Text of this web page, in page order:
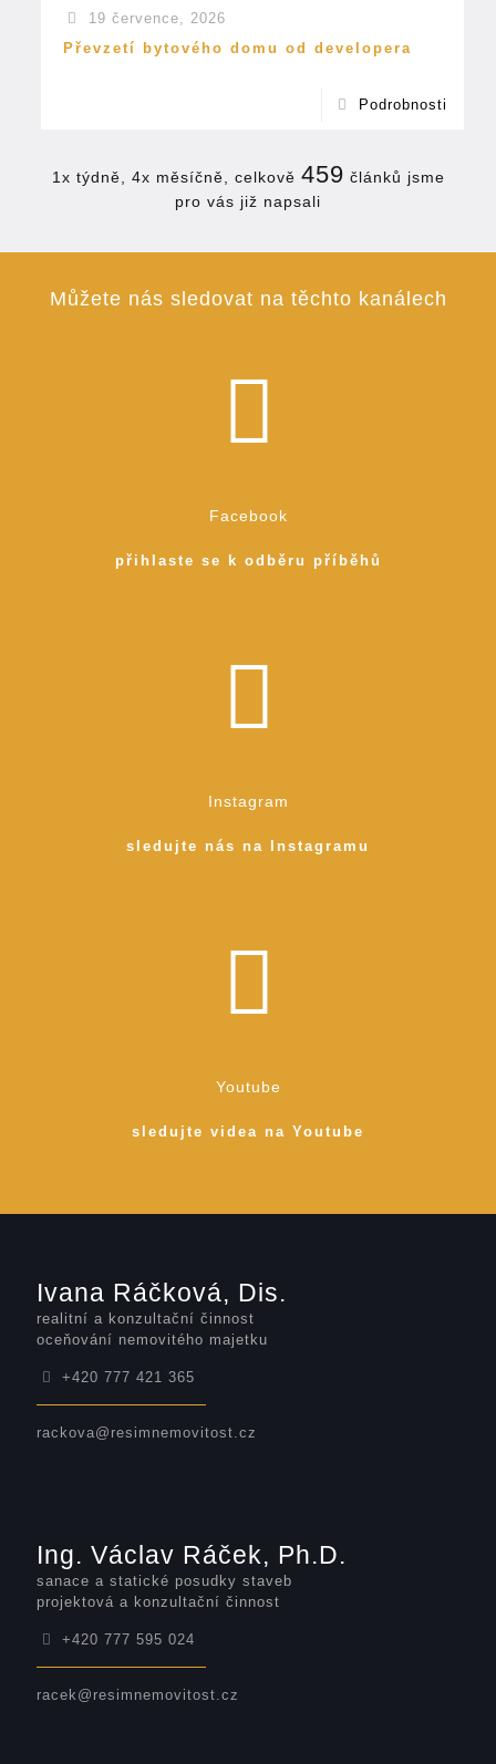
19 července, 2026
Převzetí bytového domu od developera
Podrobnosti
1x týdně, 4x měsíčně, celkově 459 článků jsme
pro vás již napsali
Můžete nás sledovat na těchto kanálech
Facebook
přihlaste se k odběru příběhů
Instagram
sledujte nás na Instagramu
Youtube
sledujte videa na Youtube
Ivana Ráčková, Dis.
realitní a konzultační činnost
oceňování nemovitého majetku
+420 777 421 365
rackova@resimnemovitost.cz
Ing. Václav Ráček, Ph.D.
sanace a statické posudky staveb
projektová a konzultační činnost
+420 777 595 024
racek@resimnemovitost.cz